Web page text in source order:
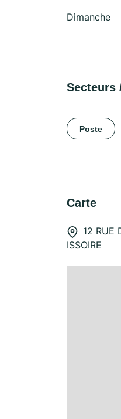
Dimanche
Secteurs
Poste
Carte
12 RUE
ISSOIRE